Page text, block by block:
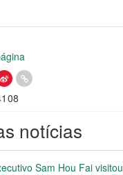
notícias
Sam Hou Fai